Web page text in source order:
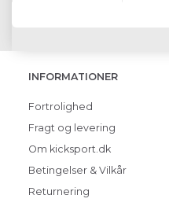
INFORMATIONER
Fortrolighed
Fragt og levering
Om kicksport.dk
Betingelser & Vilkår
Returnering